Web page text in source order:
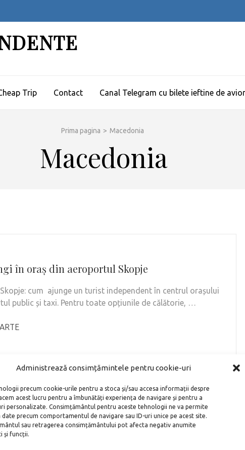
Administrează consimțămintele pentru cookie-uri
precum cookie-urile pentru a stoca și/sau accesa informații despre
acest lucru pentru a îmbunătăți experiența de navigare și pentru a
personalizate. Consimțământul pentru aceste tehnologii ne va permite
date precum comportamentul de navigare sau ID-uri unice pe acest site.
sau retragerea consimțământului pot afecta negativ anumite
și funcții.
Trip Contact Canal Telegram cu bilete ieftine de
Prima pagina > Macedonia
Macedonia
în oraș din aeroportul Skopje
cum ajunge un turist independent în centrul orașului
public și taxi. Pentru toate opțiunile de călătorie, …